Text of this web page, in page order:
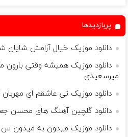
پربازدیدها
دانلود موزیک خیال آرامش شایان
دانلود موزیک همیشه وقتی بارون
میرسعیدی
دانلود موزیک تی عاشقم ای
دانلود گلچین آهنگ های محسن
دانلود موزیک میدون به میدون س